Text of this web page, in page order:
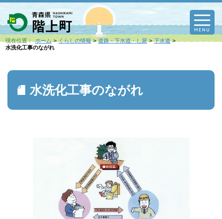
現在位置： ホーム くらしの情報 道路・下水道・し尿
下水道
水洗化工事のながれ
水洗化工事のながれ